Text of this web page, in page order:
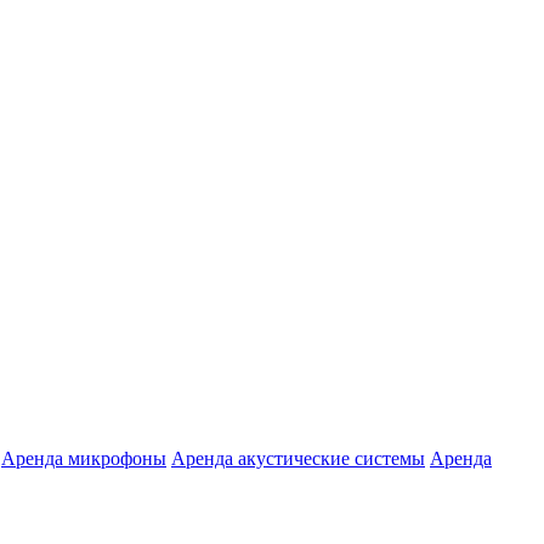
Аренда микрофоны Аренда акустические системы Аренда